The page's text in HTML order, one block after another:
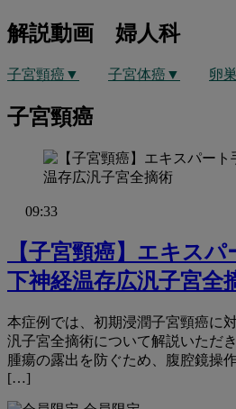
解説動画 婦人科
子宮頸癌▼ 子宮体癌▼ 卵
子宮頸癌
09:33
【子宮頸癌】エキス
下神経温存広汎子宮全
本症例では、初期浸潤子宮頸癌に
汎子宮全摘術について解説いただ
腫瘍の露出を防ぐため、腹腔鏡操
[…]